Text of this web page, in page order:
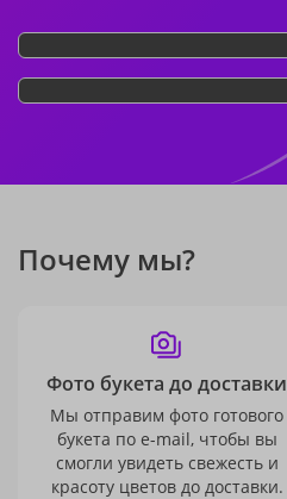
Почему мы?
Фото букета до доставки
Мы отправим фото готового
букета по e-mail, чтобы вы
смогли увидеть свежесть и
красоту цветов до доставки.